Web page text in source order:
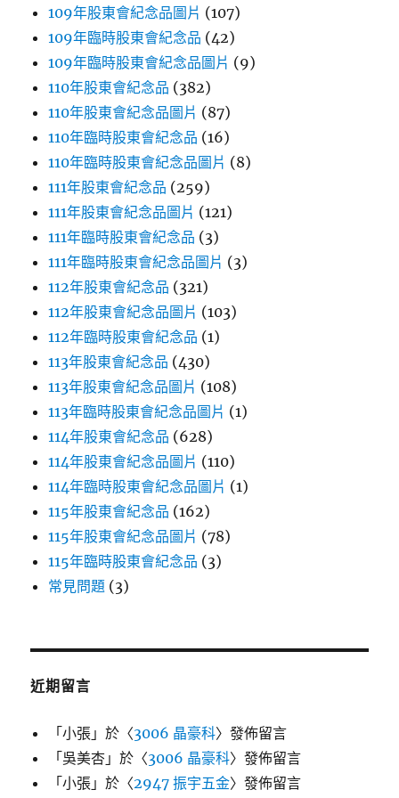
109年股東會紀念品圖片 (107)
109年臨時股東會紀念品 (42)
109年臨時股東會紀念品圖片 (9)
110年股東會紀念品 (382)
110年股東會紀念品圖片 (87)
110年臨時股東會紀念品 (16)
110年臨時股東會紀念品圖片 (8)
111年股東會紀念品 (259)
111年股東會紀念品圖片 (121)
111年臨時股東會紀念品 (3)
111年臨時股東會紀念品圖片 (3)
112年股東會紀念品 (321)
112年股東會紀念品圖片 (103)
112年臨時股東會紀念品 (1)
113年股東會紀念品 (430)
113年股東會紀念品圖片 (108)
113年臨時股東會紀念品圖片 (1)
114年股東會紀念品 (628)
114年股東會紀念品圖片 (110)
114年臨時股東會紀念品圖片 (1)
115年股東會紀念品 (162)
115年股東會紀念品圖片 (78)
115年臨時股東會紀念品 (3)
常見問題 (3)
近期留言
「小張 」於〈3006 晶豪科〉發佈留言
「吳美杏 」於〈3006 晶豪科〉發佈留言
「小張 」於〈2947 振宇五金〉發佈留言